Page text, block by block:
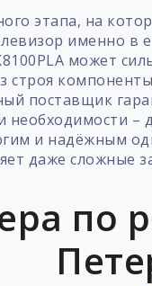
этапа, на
именно в
может
поставщик
и надёжным
даже сложные
по